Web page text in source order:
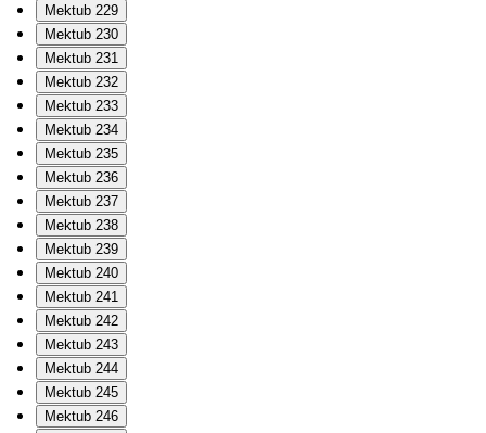
Mektub 229
Mektub 230
Mektub 231
Mektub 232
Mektub 233
Mektub 234
Mektub 235
Mektub 236
Mektub 237
Mektub 238
Mektub 239
Mektub 240
Mektub 241
Mektub 242
Mektub 243
Mektub 244
Mektub 245
Mektub 246